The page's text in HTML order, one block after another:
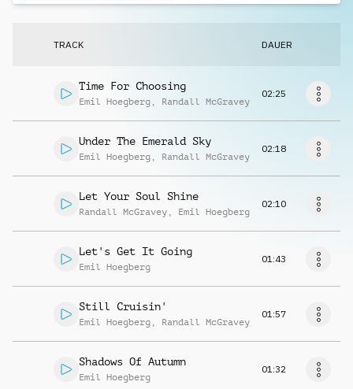
TRACK DAUER
Time For Choosing
Emil Hoegberg , Randall McGravey
02:25
Under The Emerald Sky
Emil Hoegberg , Randall McGravey
02:18
Let Your Soul Shine
Randall McGravey , Emil Hoegberg
02:10
Let's Get It Going
Emil Hoegberg
01:43
Still Cruisin'
Emil Hoegberg , Randall McGravey
01:57
Shadows Of Autumn
Emil Hoegberg
01:32